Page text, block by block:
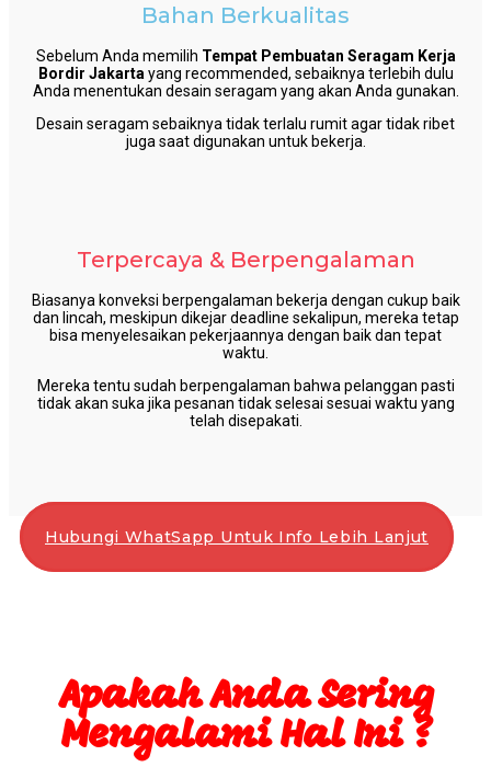
Bahan Berkualitas
Sebelum Anda memilih Tempat Pembuatan Seragam Kerja
Bordir Jakarta yang recommended, sebaiknya terlebih dulu
Anda menentukan desain seragam yang akan Anda gunakan.
Desain seragam sebaiknya tidak terlalu rumit agar tidak ribet
juga saat digunakan untuk bekerja.
Terpercaya & Berpengalaman
Biasanya konveksi berpengalaman bekerja dengan cukup baik
dan lincah, meskipun dikejar deadline sekalipun, mereka tetap
bisa menyelesaikan pekerjaannya dengan baik dan tepat
waktu.
Mereka tentu sudah berpengalaman bahwa pelanggan pasti
tidak akan suka jika pesanan tidak selesai sesuai waktu yang
telah disepakati.
Hubungi WhatSapp Untuk Info Lebih Lanjut
Apakah Anda Sering
Mengalami Hal Ini ?